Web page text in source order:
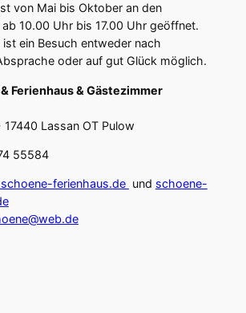
von Mai bis Oktober an den
10.00 Uhr bis 17.00 Uhr geöffnet.
ist ein Besuch entweder nach
oder auf gut Glück möglich.
Ferienhaus & Gästezimmer
17440 Lassan OT Pulow
55584
ferienhaus.de und schoene-